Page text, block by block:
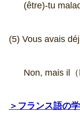
(être)-tu
(5) Vous avais
Non, mais il（
＞フランス語の